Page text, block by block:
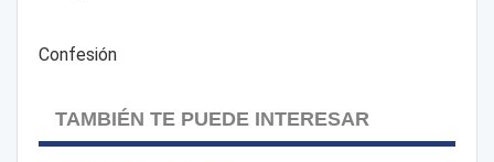
Confesión
TAMBIÉN TE PUEDE INTERESAR